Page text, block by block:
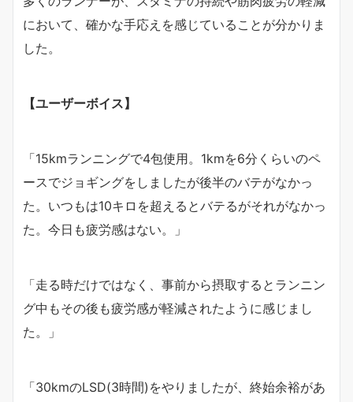
において、確かな手応えを感じていることが分かりま
した。
【ユーザーボイス】
「15kmランニングで4包使用。1kmを6分くらいのペ
ースでジョギングをしましたが後半のバテがなかっ
た。いつもは10キロを超えるとバテるがそれがなかっ
た。今日も疲労感はない。」
「走る時だけではなく、事前から摂取するとランニン
グ中もその後も疲労感が軽減されたように感じまし
た。」
「30kmのLSD(3時間)をやりましたが、終始余裕があ